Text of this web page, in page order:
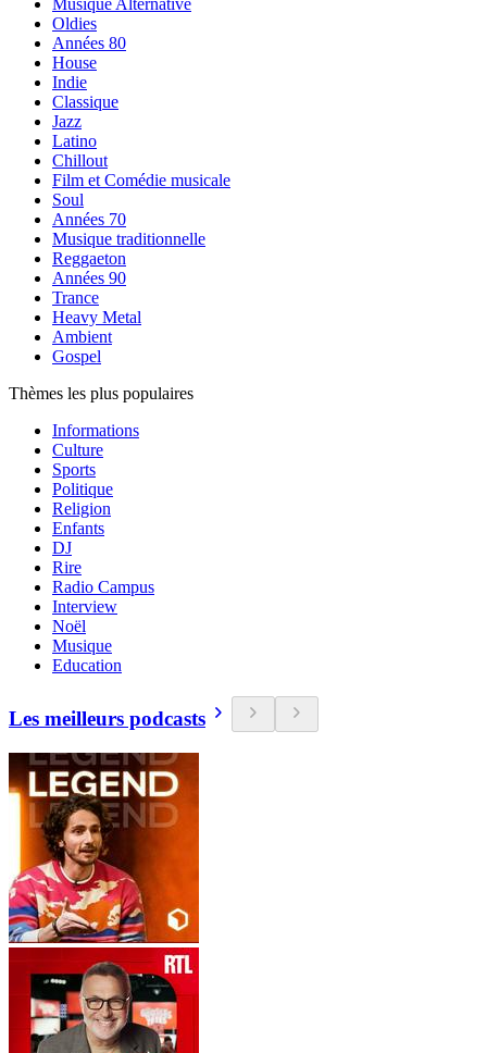
Musique Alternative
Oldies
Années 80
House
Indie
Classique
Jazz
Latino
Chillout
Film et Comédie musicale
Soul
Années 70
Musique traditionnelle
Reggaeton
Années 90
Trance
Heavy Metal
Ambient
Gospel
Thèmes les plus populaires
Informations
Culture
Sports
Politique
Religion
Enfants
DJ
Rire
Radio Campus
Interview
Noël
Musique
Education
Les meilleurs podcasts